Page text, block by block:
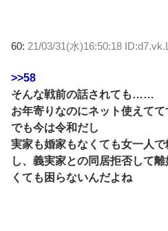
60: 21/03/31(水)16:50:18
>>58
そんな戦前の話されても……
お年寄りなのにネット使えて
でも今は令和だし
実家も婚家もなくても女一人
し、義実家との同居拒否して
くても困らないんだよね